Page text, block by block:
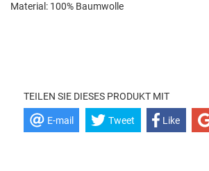
Material: 100% Baumwolle
TEILEN SIE DIESES PRODUKT MIT
E-mail Tweet Like